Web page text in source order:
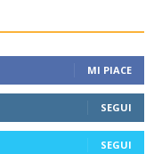
MI PIACE
SEGUI
SEGUI